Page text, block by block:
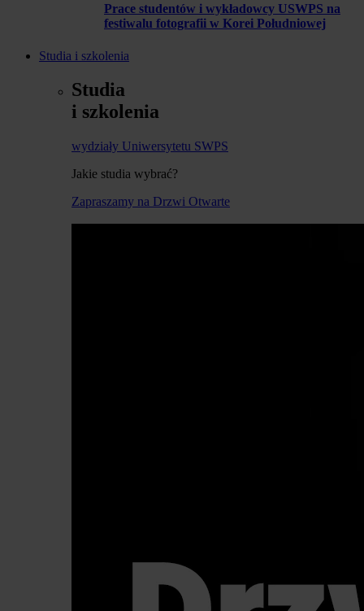
Prace studentów i wykładowcy USWPS na
festiwalu fotografii w Korei Południowej
Studia i szkolenia
Studia
i szkolenia
wydziały Uniwersytetu SWPS
Jakie studia wybrać?
Zapraszamy na Drzwi Otwarte